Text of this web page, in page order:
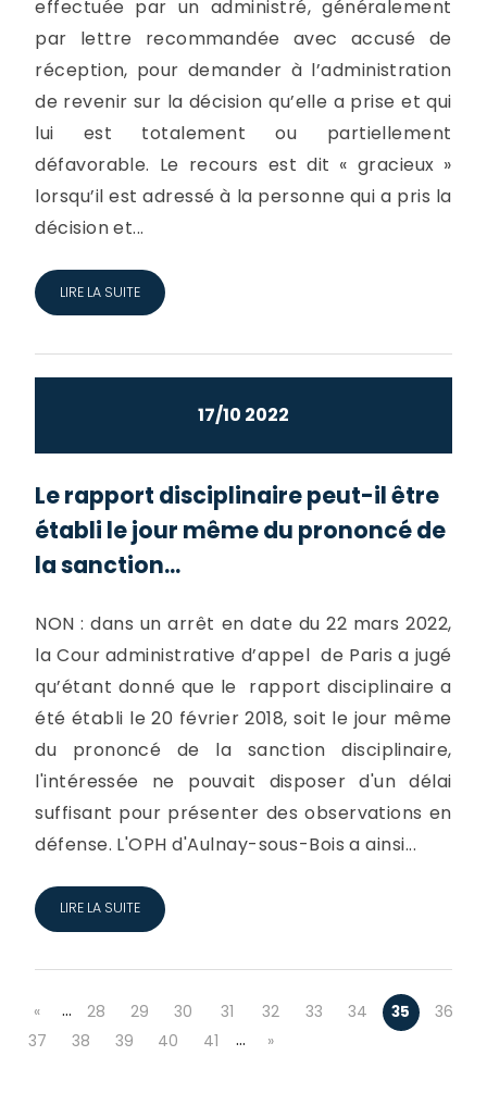
effectuée par un administré, généralement
par lettre recommandée avec accusé de
réception, pour demander à l’administration
de revenir sur la décision qu’elle a prise et qui
lui est totalement ou partiellement
défavorable. Le recours est dit « gracieux »
lorsqu’il est adressé à la personne qui a pris la
décision et...
LIRE LA SUITE
17/10 2022
Le rapport disciplinaire peut-il être
établi le jour même du prononcé de
la sanction...
NON : dans un arrêt en date du 22 mars 2022,
la Cour administrative d’appel de Paris a jugé
qu’étant donné que le rapport disciplinaire a
été établi le 20 février 2018, soit le jour même
du prononcé de la sanction disciplinaire,
l'intéressée ne pouvait disposer d'un délai
suffisant pour présenter des observations en
défense. L'OPH d'Aulnay-sous-Bois a ainsi...
LIRE LA SUITE
« … 28 29 30 31 32 33 34 35
36
37
38 39 40 41 … »